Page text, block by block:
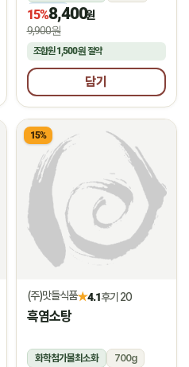
냉동
15%8,400원
9,900원
조합원1,500원절약
담기
15%
(주)맛들식품★4.1후기 20
흑염소탕
화학첨가물최소화
700g